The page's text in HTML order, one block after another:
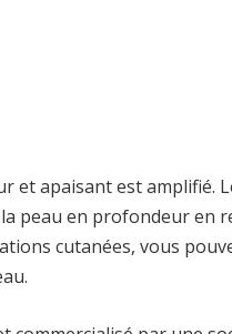
et apaisant est amplifié.
peau en profondeur en
cutanées, vous